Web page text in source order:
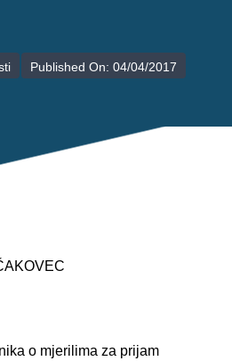
DJELATNOSTI
Published On: 04/04/2017
o mjerilima za prijam